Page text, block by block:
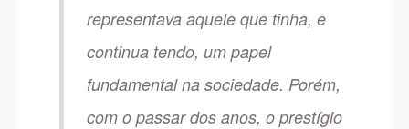
representava aquele que tinha, e
continua tendo, um papel
fundamental na sociedade. Porém,
com o passar dos anos, o prestígio